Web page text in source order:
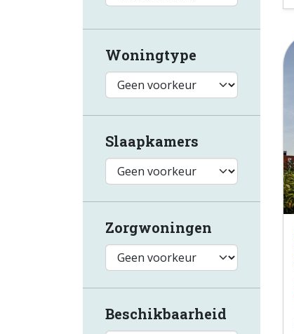
Woningtype
Slaapkamers
Zorgwoningen
Beschikbaarheid